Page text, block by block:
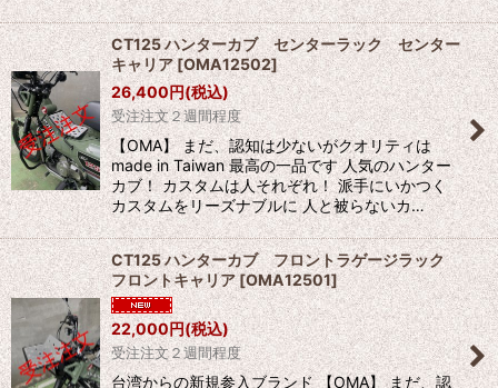
CT125 ハンターカブ センターラック センター
キャリア[OMA12502]
26,400円(税込)
受注注文２週間程度
【OMA】 まだ、認知は少ないがクオリティは
made in Taiwan 最高の一品です 人気のハンター
カブ！ カスタムは人それぞれ！ 派手にいかつく
カスタムをリーズナブルに 人と被らないカ…
CT125 ハンターカブ フロントラゲージラック
フロントキャリア[OMA12501]
22,000円(税込)
受注注文２週間程度
台湾からの新規参入ブランド 【OMA】 まだ、認